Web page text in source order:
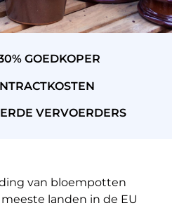
GOEDKOPER
VERVOERDERS
van bloempotten
landen in de EU